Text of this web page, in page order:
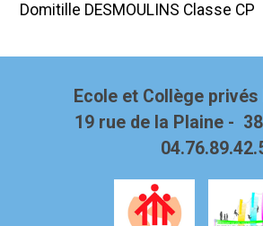
Domitille DESMOULINS Classe CP
Ecole et Collège privés
19 rue de la Plaine -